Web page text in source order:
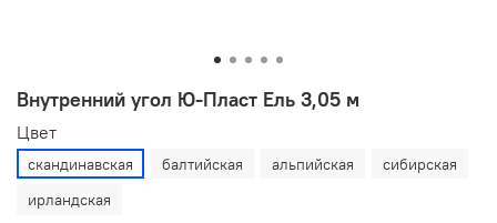
Внутренний угол Ю-Пласт Ель 3,05 м
Цвет
скандинавская балтийская альпийская
сибирская
ирландская